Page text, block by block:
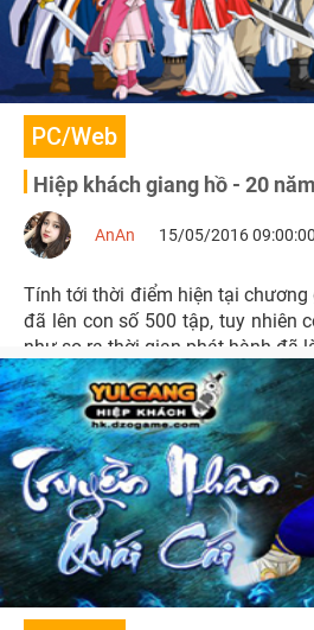
PC/Web
Hiệp khách giang hồ - 20
AnAn 15/05/2016 09:00:00
Tính tới thời điểm hiện tại chương
đã lên con số 500 tập, tuy nhiên
như so ra thời gian phát hành đã